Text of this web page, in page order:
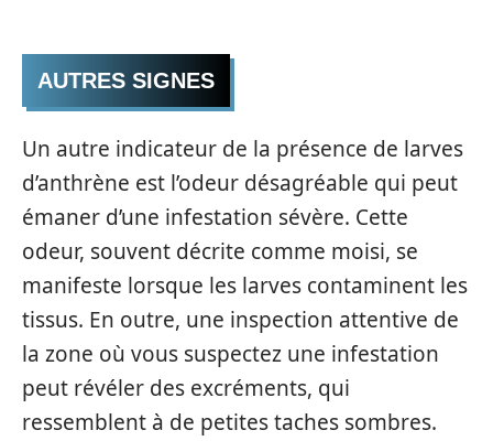
AUTRES SIGNES
Un autre indicateur de la présence de larves
d’anthrène est l’odeur désagréable qui peut
émaner d’une infestation sévère. Cette
odeur, souvent décrite comme moisi, se
manifeste lorsque les larves contaminent les
tissus. En outre, une inspection attentive de
la zone où vous suspectez une infestation
peut révéler des excréments, qui
ressemblent à de petites taches sombres.